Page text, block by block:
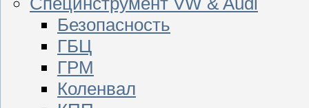
Безопасность
ГБЦ
ГРМ
Коленвал